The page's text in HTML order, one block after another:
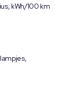
kWh/100 km